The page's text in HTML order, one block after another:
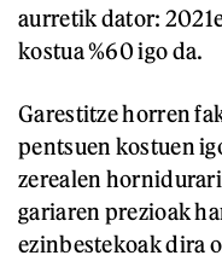
aurretik dator:
kostua %60 igo da.
Garestitze horren
pentsuen kostuen
zerealen
gariaren prezioak
ezinbestekoak dira